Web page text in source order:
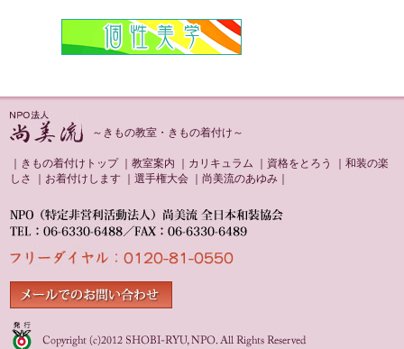
～きもの教室・きもの着付け～
きもの着付けトップ ｜教室案内 カリキュラム 資格をとろう ｜和装の楽
しさ
お着付けします ｜選手権大会 ｜尚美流のあゆみ